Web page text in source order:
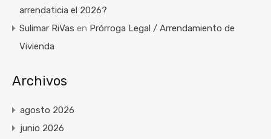
arrendaticia el 2026?
Sulimar RiVas en Prórroga Legal / Arrendamiento de
Vivienda
Archivos
agosto 2026
junio 2026